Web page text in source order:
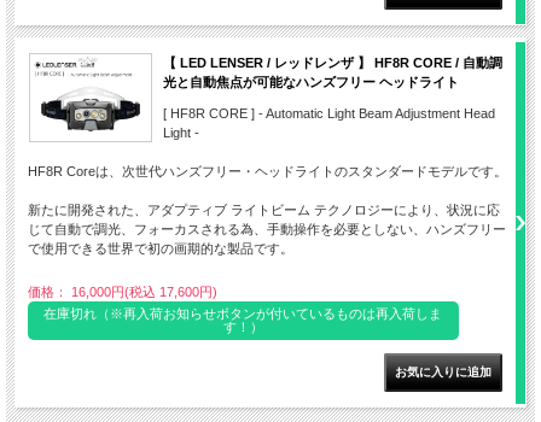
【 LED LENSER / レッドレンザ 】 HF8R CORE / 自動調
光と自動焦点が可能なハンズフリー ヘッドライト
[ HF8R CORE ] - Automatic Light Beam Adjustment Head
Light -
HF8R Coreは、次世代ハンズフリー・ヘッドライトのスタンダードモデルです。
新たに開発された、アダプティブ ライトビーム テクノロジーにより、状況に応
じて自動で調光、フォーカスされる為、手動操作を必要としない、ハンズフリー
で使用できる世界で初の画期的な製品です。
価格： 16,000円(税込 17,600円)
在庫切れ（※再入荷お知らせボタンが付いているものは再入荷しま
す！）